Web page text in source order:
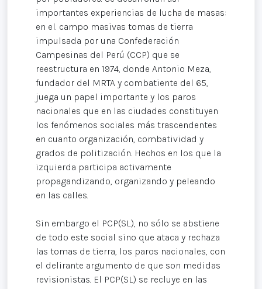
importantes experiencias de lucha de masas:
en el. campo masivas tomas de tierra
impulsada por una Confederación
Campesinas del Perú (CCP) que se
reestructura en 1974, donde Antonio Meza,
fundador del MRTA y combatiente del 65,
juega un papel importante y los paros
nacionales que en las ciudades constituyen
los fenómenos sociales más trascendentes
en cuanto organización, combatividad y
grados de politización. Hechos en los que la
izquierda participa activamente
propagandizando, organizando y peleando
en las calles.
Sin embargo el PCP(SL), no sólo se abstiene
de todo este social sino que ataca y rechaza
las tomas de tierra, los paros nacionales, con
el delirante argumento de que son medidas
revisionistas. El PCP(SL) se recluye en las